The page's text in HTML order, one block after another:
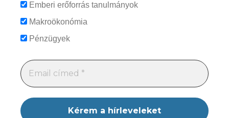
Emberi erőforrás tanulmányok
Makroökonómia
Pénzügyek